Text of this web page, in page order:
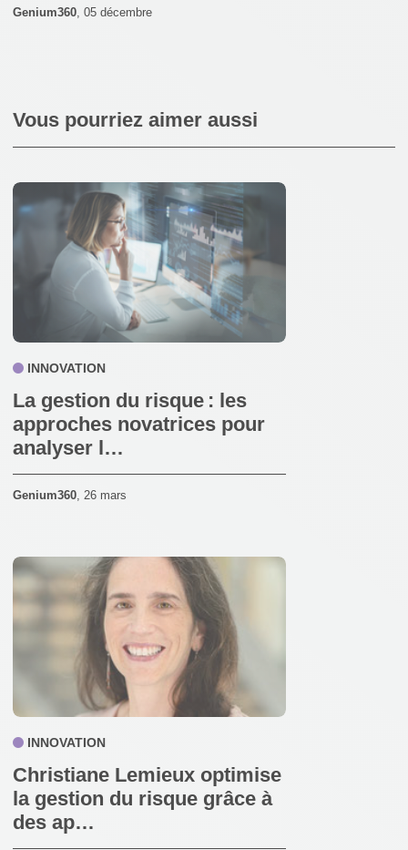
Genium360, 05 décembre
Vous pourriez aimer aussi
INNOVATION
La gestion du risque : les
approches novatrices pour
analyser l…
Genium360, 26 mars
INNOVATION
Christiane Lemieux optimise
la gestion du risque grâce à
des ap…